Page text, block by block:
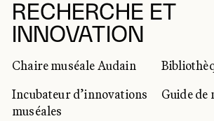
RECHERCHE ET
INNOVATION
Chaire muséale Audain
Incubateur d’innovations
muséales
Guide de